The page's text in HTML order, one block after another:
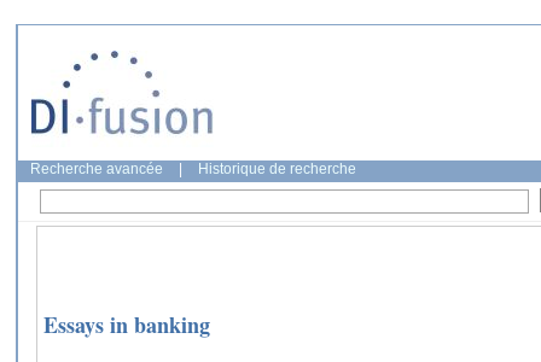
Recherche avancée Historique de recherche
Essays in banking